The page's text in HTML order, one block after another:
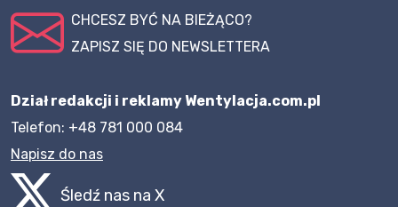
CHCESZ BYĆ NA BIEŻĄCO?
ZAPISZ SIĘ DO NEWSLETTERA
Dział redakcji i reklamy Wentylacja.com.pl
Telefon: +48 781 000 084
Napisz do nas
Śledź nas na X